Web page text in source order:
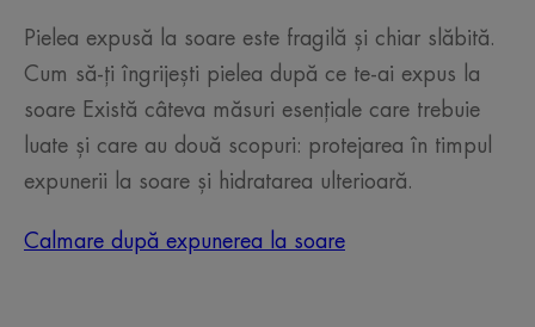
Pielea expusă la soare este fragilă și chiar slăbită.
Cum să-ți îngrijești pielea după ce te-ai expus la
soare Există câteva măsuri esențiale care trebuie
luate și care au două scopuri: protejarea în timpul
expunerii la soare și hidratarea ulterioară.
Calmare după expunerea la soare